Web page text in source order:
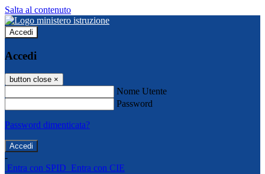
Salta al contenuto
Accedi
Accedi
button close ×
Nome Utente
Password
Password dimenticata?
-
Entra con SPID Entra con CIE